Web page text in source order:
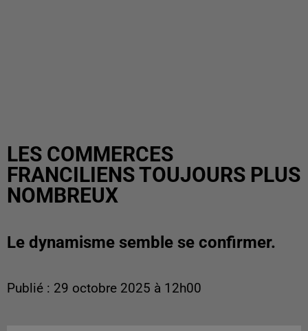
LES COMMERCES
FRANCILIENS TOUJOURS PLUS
NOMBREUX
Le dynamisme semble se confirmer.
Publié : 29 octobre 2025 à 12h00